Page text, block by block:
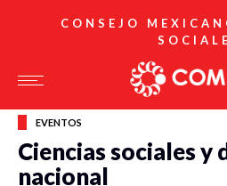
CONSEJO
EVENTOS
Ciencias sociales y
nacional